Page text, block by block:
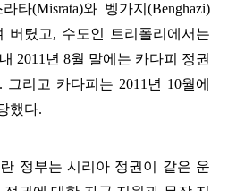
타(Misrata)와 벵가지(Benghazi)
버텼고, 수도인 트리폴리에서는
2011 년 8월 말에는 카다피 정권
. 그리고 카다피는 2011 년 10월에
했다.
정부는 시리아 정권이 같은 운